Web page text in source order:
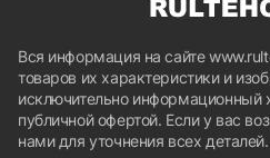
Вся информация на сайте
товаров их характеристики и
исключительно информационный
публичной офертой. Если у вас
нами для уточнения всех деталей.